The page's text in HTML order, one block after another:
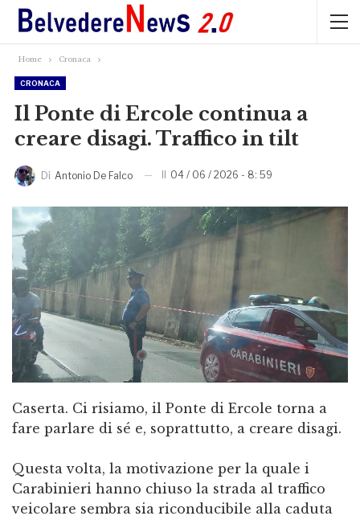
Home Cronaca
CRONACA
Il Ponte di Ercole continua a
creare disagi. Traffico in tilt
Di Antonio De Falco 04 / 06 / 2026 - 8: 59
Caserta. Ci risiamo, il Ponte di Ercole torna a
fare parlare di sé e, soprattutto, a creare disagi.
Questa volta, la motivazione per la quale i
Carabinieri hanno chiuso la strada al traffico
veicolare sembra sia riconducibile alla caduta